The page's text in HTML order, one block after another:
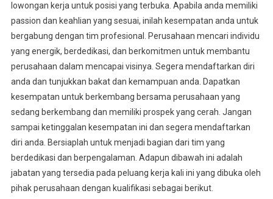
lowongan kerja untuk posisi yang terbuka. Apabila anda memiliki
passion dan keahlian yang sesuai, inilah kesempatan anda untuk
bergabung dengan tim profesional. Perusahaan mencari individu
yang energik, berdedikasi, dan berkomitmen untuk membantu
perusahaan dalam mencapai visinya. Segera mendaftarkan diri
anda dan tunjukkan bakat dan kemampuan anda. Dapatkan
kesempatan untuk berkembang bersama perusahaan yang
sedang berkembang dan memiliki prospek yang cerah. Jangan
sampai ketinggalan kesempatan ini dan segera mendaftarkan
diri anda. Bersiaplah untuk menjadi bagian dari tim yang
berdedikasi dan berpengalaman. Adapun dibawah ini adalah
jabatan yang tersedia pada peluang kerja kali ini yang dibuka oleh
pihak perusahaan dengan kualifikasi sebagai berikut.